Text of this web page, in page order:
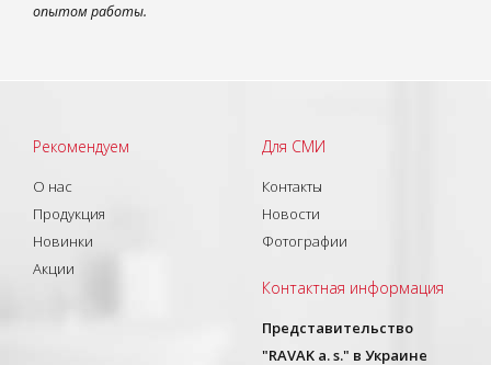
опытом работы.
Рекомендуем
О нас
Продукция
Новинки
Акции
Для СМИ
Контакты
Новости
Фотографии
Контактная информация
Представительство
"RAVAK a. s." в Украине